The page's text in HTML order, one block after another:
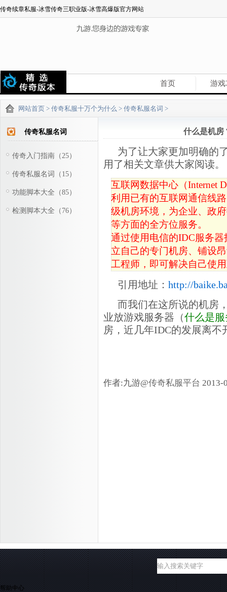
传奇续章私服-冰雪传奇三职业版-冰雪高爆版官方网站
首页 游戏
网站首页 > 传奇私服十万个为什么 > 传奇私服名词 >
传奇私服名词
传奇入门指南（25）
传奇私服名词（15）
功能脚本大全（85）
检测脚本大全（76）
什么是机房
为了让大家更加明确的
用了相关文章供大家阅读。
互联网数据中心（Internet
利用已有的互联网通信线
级机房环境，为企业、政
等方面的全方位服务。
通过使用电信的IDC服务
立自己的专门机房、铺设
工程师，即可解决自己使
引用地址： http://
而我们在这所说的机房
业放游戏服务器（什么是
房，近几年IDC的发展离
作者:九游@传奇私服平台 2013-
帮助中心